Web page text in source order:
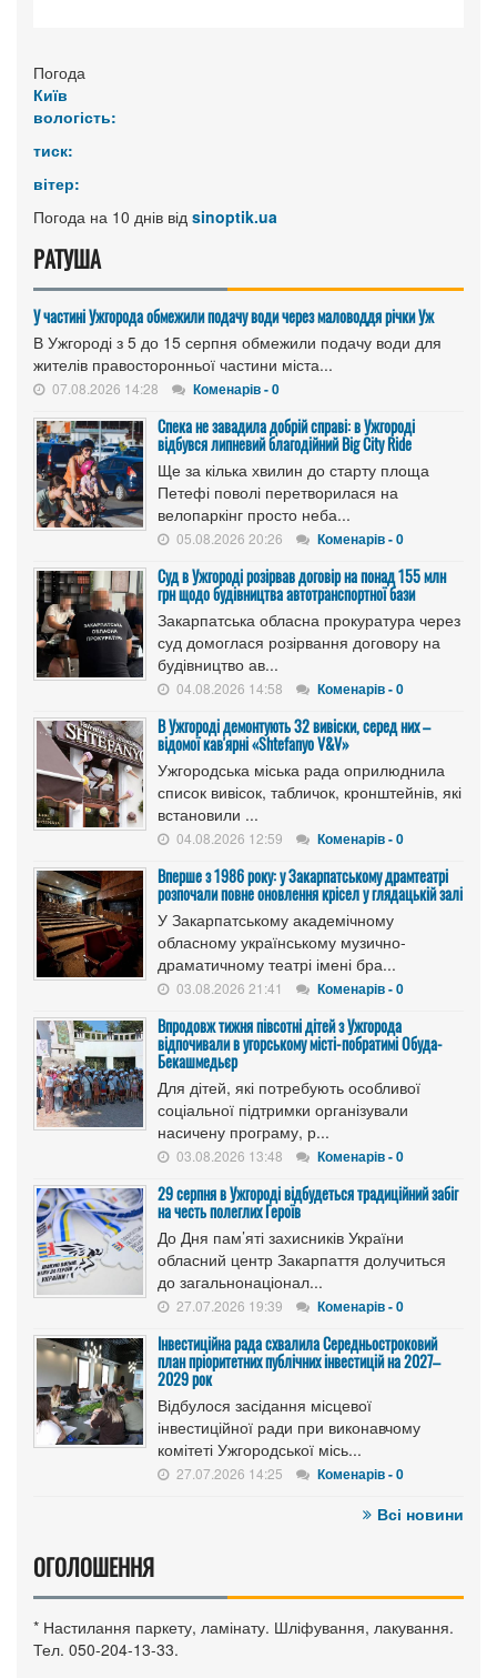
Погода
Київ
вологість:
тиск:
вітер:
Погода на 10 днів від sinoptik.ua
РАТУША
У частині Ужгорода обмежили подачу води через маловоддя річки Уж
В Ужгороді з 5 до 15 серпня обмежили подачу води для
жителів правосторонньої частини міста...
07.08.2026 14:28 Коменарів - 0
Спека не завадила добрій справі: в Ужгороді
відбувся липневий благодійний Big City Ride
Ще за кілька хвилин до старту площа
Петефі поволі перетворилася на
велопаркінг просто неба...
05.08.2026 20:26 Коменарів - 0
Cуд в Ужгороді розірвав договір на понад 155 млн
грн щодо будівництва автотранспортної бази
Закарпатська обласна прокуратура через
суд домоглася розірвання договору на
будівництво ав...
04.08.2026 14:58 Коменарів - 0
В Ужгороді демонтують 32 вивіски, серед них –
відомої кав'ярні «Shtefanyo V&V»
Ужгородська міська рада оприлюднила
список вивісок, табличок, кронштейнів, які
встановили ...
04.08.2026 12:59 Коменарів - 0
Вперше з 1986 року: у Закарпатському драмтеатрі
розпочали повне оновлення крісел у глядацькій залі
У Закарпатському академічному
обласному українському музично-
драматичному театрі імені бра...
03.08.2026 21:41 Коменарів - 0
Впродовж тижня півсотні дітей з Ужгорода
відпочивали в угорському місті-побратимі Обуда-
Бекашмедьєр
Для дітей, які потребують особливої
соціальної підтримки організували
насичену програму, р...
03.08.2026 13:48 Коменарів - 0
29 серпня в Ужгороді відбудеться традиційний забіг
на честь полеглих Героїв
До Дня пам’яті захисників України
обласний центр Закарпаття долучиться
до загальнонаціонал...
27.07.2026 19:39 Коменарів - 0
Інвестиційна рада схвалила Середньостроковий
план пріоритетних публічних інвестицій на 2027–
2029 рок
Відбулося засідання місцевої
інвестиційної ради при виконавчому
комітеті Ужгородської місь...
27.07.2026 14:25 Коменарів - 0
Всі новини
ОГОЛОШЕННЯ
* Настилання паркету, ламінату. Шліфування, лакування.
Тел. 050-204-13-33.